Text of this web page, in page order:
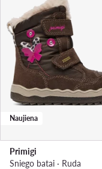
Naujiena
Primigi
Sniego batai · Ruda